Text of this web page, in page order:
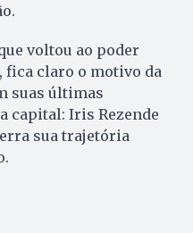
voltou ao poder
claro o motivo da
suas últimas
capital: Iris Rezende
sua trajetória